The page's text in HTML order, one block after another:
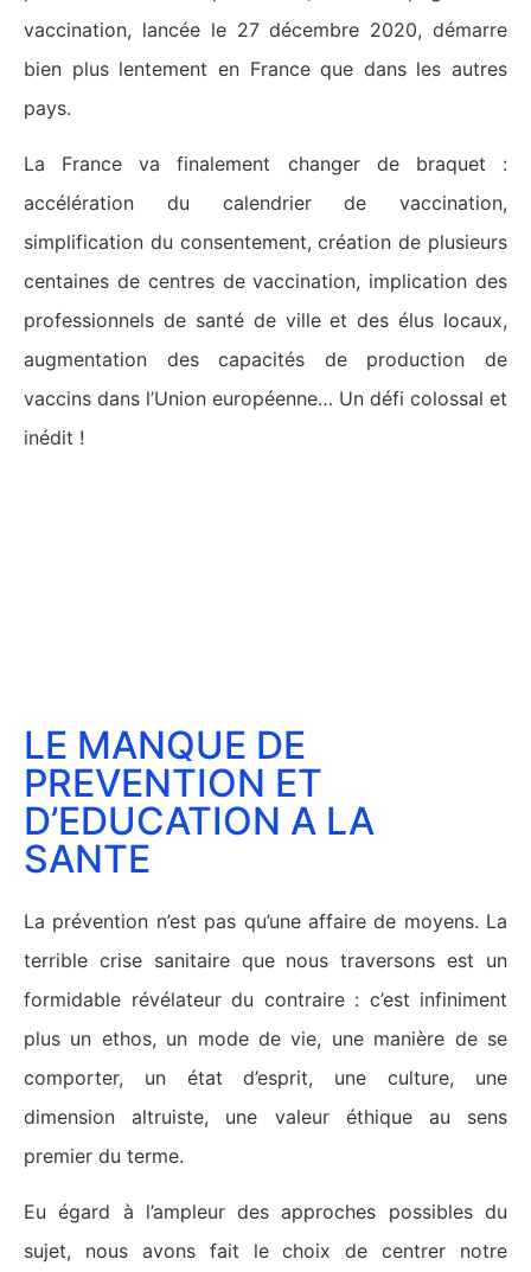
vaccination, lancée le 27 décembre 2020, démarre
bien plus lentement en France que dans les autres
pays.
La France va finalement changer de braquet :
accélération du calendrier de vaccination,
simplification du consentement, création de plusieurs
centaines de centres de vaccination, implication des
professionnels de santé de ville et des élus locaux,
augmentation des capacités de production de
vaccins dans l’Union européenne… Un défi colossal et
inédit !
LE MANQUE DE
PREVENTION ET
D’EDUCATION A LA
SANTE
La prévention n’est pas qu’une affaire de moyens. La
terrible crise sanitaire que nous traversons est un
formidable révélateur du contraire : c’est infiniment
plus un ethos, un mode de vie, une manière de se
comporter, un état d’esprit, une culture, une
dimension altruiste, une valeur éthique au sens
premier du terme.
Eu égard à l’ampleur des approches possibles du
sujet, nous avons fait le choix de centrer notre